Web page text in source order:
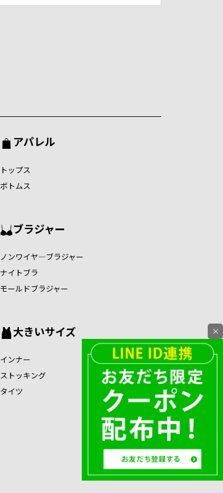
アパレル
トップス
ボトムス
ブラジャー
ノンワイヤ―ブラジャー
ナイトブラ
モールドブラジャー
大きいサイズ
インナー
ストッキング
タイツ
×